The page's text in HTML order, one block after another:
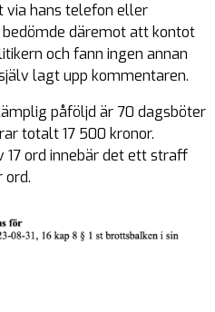
hans telefon eller
däremot att kontot
och fann ingen annan
lagt upp kommentaren.
påföljd är 70 dagsböter
totalt 17 500 kronor.
ord innebär det ett straff
ord.